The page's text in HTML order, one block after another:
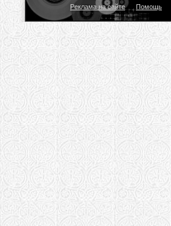
Реклама на сайте Помощь